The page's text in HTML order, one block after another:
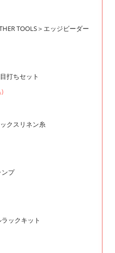
TOOLS＞エッジビーダー
打ちセット
ックスリネン糸
プ
ックキット